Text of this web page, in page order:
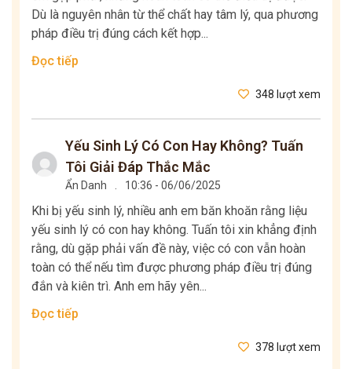
Dù là nguyên nhân từ thể chất hay tâm lý, qua phương
pháp điều trị đúng cách kết hợp...
Đọc tiếp
348 lượt xem
Yếu Sinh Lý Có Con Hay Không? Tuấn
Tôi Giải Đáp Thắc Mắc
Ẩn Danh 10:36 - 06/06/2025
Khi bị yếu sinh lý, nhiều anh em băn khoăn rằng liệu
yếu sinh lý có con hay không. Tuấn tôi xin khẳng định
rằng, dù gặp phải vấn đề này, việc có con vẫn hoàn
toàn có thể nếu tìm được phương pháp điều trị đúng
đắn và kiên trì. Anh em hãy yên...
Đọc tiếp
378 lượt xem